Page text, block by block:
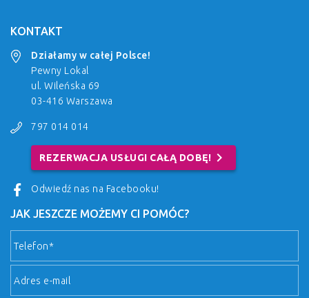
KONTAKT
Działamy w całej Polsce!
Pewny Lokal
ul. Wileńska 69
03-416 Warszawa
797 014 014
REZERWACJA USŁUGI CAŁĄ DOBĘ! chevron_right
Odwiedź nas na Facebooku!
JAK JESZCZE MOŻEMY CI POMÓC?